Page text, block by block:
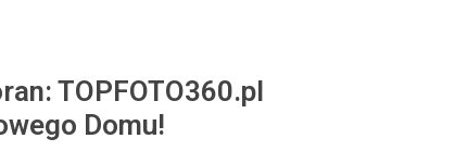
TOPFOTO360.pl
Domu!